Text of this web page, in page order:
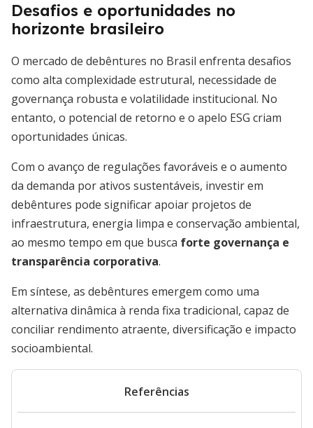
Desafios e oportunidades no
horizonte brasileiro
O mercado de debêntures no Brasil enfrenta desafios
como alta complexidade estrutural, necessidade de
governança robusta e volatilidade institucional. No
entanto, o potencial de retorno e o apelo ESG criam
oportunidades únicas.
Com o avanço de regulações favoráveis e o aumento
da demanda por ativos sustentáveis, investir em
debêntures pode significar apoiar projetos de
infraestrutura, energia limpa e conservação ambiental,
ao mesmo tempo em que busca forte governança e
transparência corporativa.
Em síntese, as debêntures emergem como uma
alternativa dinâmica à renda fixa tradicional, capaz de
conciliar rendimento atraente, diversificação e impacto
socioambiental.
Referências